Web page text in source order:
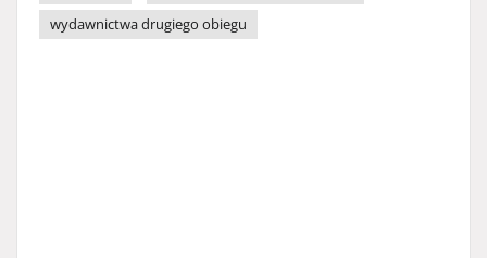
wydawnictwa drugiego obiegu